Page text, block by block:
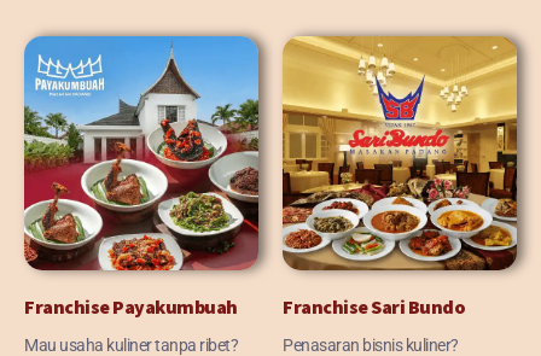
Franchise Payakumbuah
Mau usaha kuliner tanpa ribet?
Franchise Sari Bundo
Penasaran bisnis kuliner?